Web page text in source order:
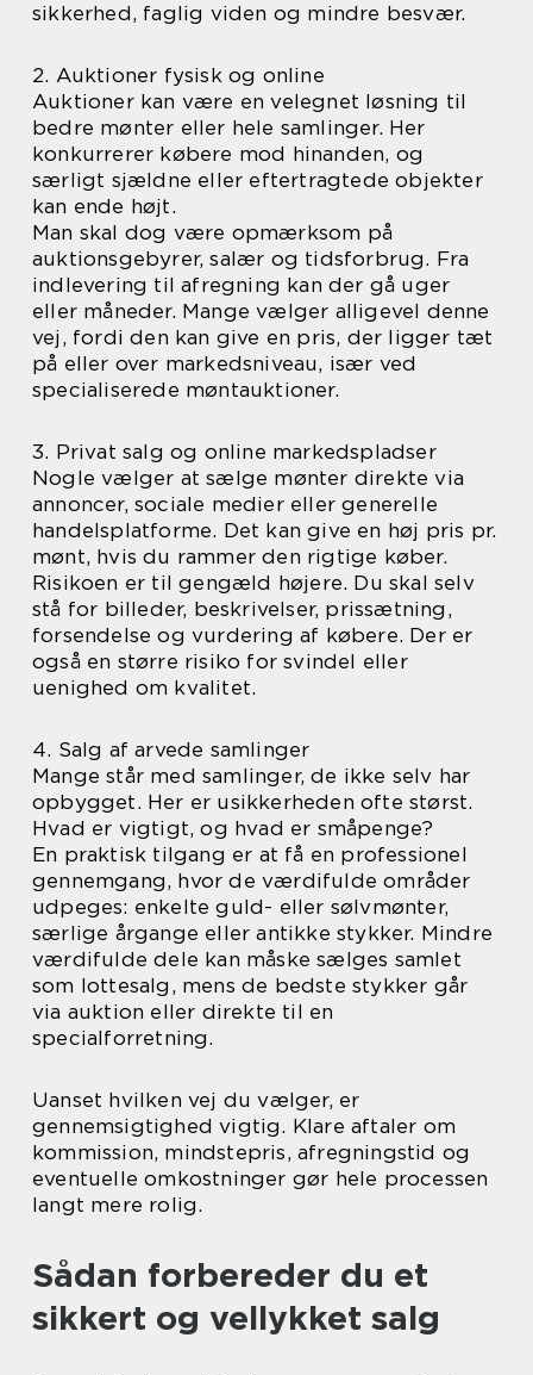
sikkerhed, faglig viden og mindre besvær.
2. Auktioner fysisk og online
Auktioner kan være en velegnet løsning til
bedre mønter eller hele samlinger. Her
konkurrerer købere mod hinanden, og
særligt sjældne eller eftertragtede objekter
kan ende højt.
Man skal dog være opmærksom på
auktionsgebyrer, salær og tidsforbrug. Fra
indlevering til afregning kan der gå uger
eller måneder. Mange vælger alligevel denne
vej, fordi den kan give en pris, der ligger tæt
på eller over markedsniveau, især ved
specialiserede møntauktioner.
3. Privat salg og online markedspladser
Nogle vælger at sælge mønter direkte via
annoncer, sociale medier eller generelle
handelsplatforme. Det kan give en høj pris pr.
mønt, hvis du rammer den rigtige køber.
Risikoen er til gengæld højere. Du skal selv
stå for billeder, beskrivelser, prissætning,
forsendelse og vurdering af købere. Der er
også en større risiko for svindel eller
uenighed om kvalitet.
4. Salg af arvede samlinger
Mange står med samlinger, de ikke selv har
opbygget. Her er usikkerheden ofte størst.
Hvad er vigtigt, og hvad er småpenge?
En praktisk tilgang er at få en professionel
gennemgang, hvor de værdifulde områder
udpeges: enkelte guld- eller sølvmønter,
særlige årgange eller antikke stykker. Mindre
værdifulde dele kan måske sælges samlet
som lottesalg, mens de bedste stykker går
via auktion eller direkte til en
specialforretning.
Uanset hvilken vej du vælger, er
gennemsigtighed vigtig. Klare aftaler om
kommission, mindstepris, afregningstid og
eventuelle omkostninger gør hele processen
langt mere rolig.
Sådan forbereder du et
sikkert og vellykket salg